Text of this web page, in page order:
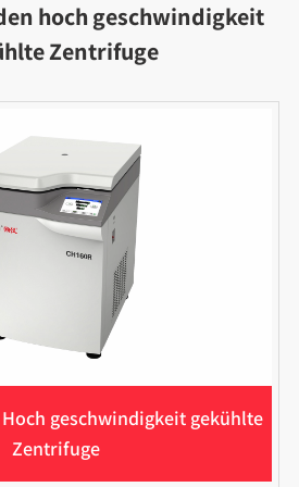
hoch geschwindigkeit
Zentrifuge
Hoch geschwindigkeit gekühlte
Zentrifuge